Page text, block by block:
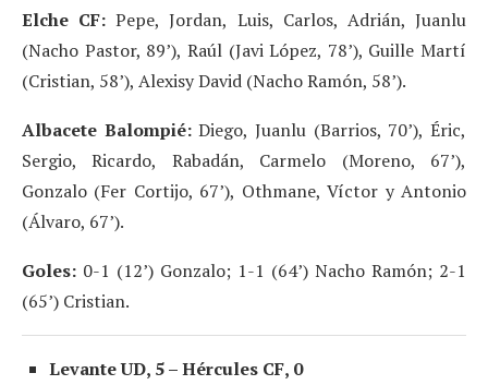
Elche CF: Pepe, Jordan, Luis, Carlos, Adrián, Juanlu
(Nacho Pastor, 89’), Raúl (Javi López, 78’), Guille Martí
(Cristian, 58’), Alexisy David (Nacho Ramón, 58’).
Albacete Balompié:Diego, Juanlu (Barrios, 70’), Éric,
Sergio, Ricardo, Rabadán, Carmelo (Moreno, 67’),
Gonzalo (Fer Cortijo, 67’), Othmane, Víctor y Antonio
(Álvaro, 67’).
Goles: 0-1 (12’) Gonzalo; 1-1 (64’) Nacho Ramón; 2-1
(65’) Cristian.
Levante UD, 5 – Hércules CF, 0